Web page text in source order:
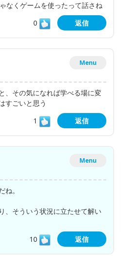
なくゲームを使ったって話さね
0
返信
Menu
、その気になれば学べる場に変
すごいと思う
1
返信
Menu
。
、そういう状況に立たせて解い
10
返信